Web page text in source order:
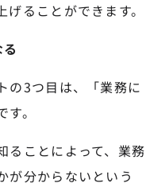
ることができます。
の3つ目は、「業務に
。
ることによって、業務
が分からないという